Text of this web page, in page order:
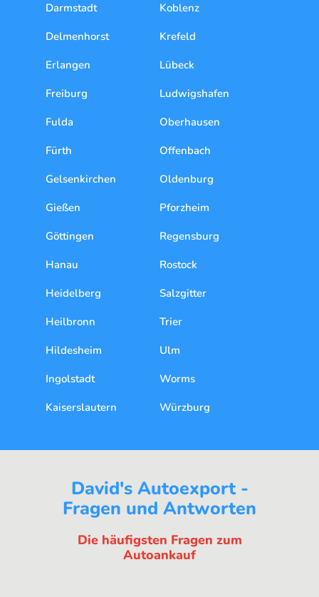
Darmstadt
Delmenhorst
Erlangen
Freiburg
Fulda
Fürth
Gelsenkirchen
Gießen
Göttingen
Hanau
Heidelberg
Heilbronn
Hildesheim
Ingolstadt
Kaiserslautern
Koblenz
Krefeld
Lübeck
Ludwigshafen
Oberhausen
Offenbach
Oldenburg
Pforzheim
Regensburg
Rostock
Salzgitter
Trier
Ulm
Worms
Würzburg
David's Autoexport -
Fragen und Antworten
Die häufigsten Fragen zum
Autoankauf